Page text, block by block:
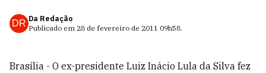
DR Da Redação
Publicado em 28 de fevereiro de 2011 09h58.
Brasília - O ex-presidente Luiz Inácio Lula da Silva fez